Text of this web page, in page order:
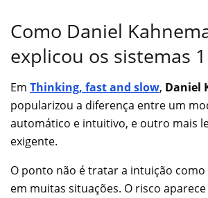
Como Daniel
explicou os sistemas 1
Em Thinking, fast and slow, Daniel
popularizou a diferença entre um
automático e intuitivo, e outro mais
exigente.
O ponto não é tratar a intuição como
em muitas situações. O risco